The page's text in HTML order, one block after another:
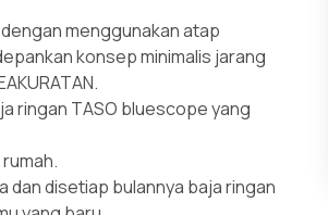
menggunakan atap
konsep minimalis jarang
ringan TASO bluescope yang
dan disetiap bulannya baja ringan